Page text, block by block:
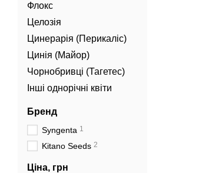
Флокс
Целозія
Цинерарія (Перикаліс)
Цинія (Майор)
Чорнобривці (Тагетес)
Інші однорічні квіти
Бренд
Syngenta 1
Kitano Seeds 2
Ціна, грн